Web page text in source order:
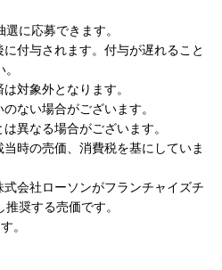
に応募できます。
付与されます。付与が遅れること
対象外となります。
ない場合がございます。
異なる場合がございます。
時の売価、消費税を基にしていま
会社ローソンがフランチャイズチ
奨する売価です。
。